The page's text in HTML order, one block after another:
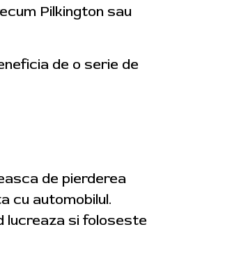
Pilkington sau
de o serie de
de pierderea
cu automobilul.
lucreaza si foloseste